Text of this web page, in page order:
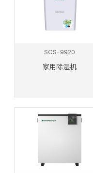
SCS-9920
家用除湿机